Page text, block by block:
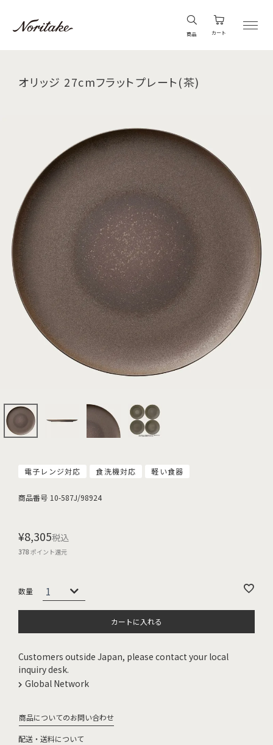
商品 カート
オリッジ 27cmフラットプレート(茶)
電子レンジ対応 食洗機対応 軽い食器
商品番号 10-587J/98924
¥8,305税込
378ポイント還元
カートに入れる
Customers outside Japan, please contact your local
inquiry desk.
Global Network
商品についてのお問い合わせ
配送・送料について